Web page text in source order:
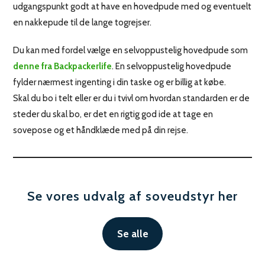
udgangspunkt godt at have en hovedpude med og eventuelt
en nakkepude til de lange togrejser.
Du kan med fordel vælge en selvoppustelig hovedpude som
denne fra Backpackerlife. En selvoppustelig hovedpude
fylder nærmest ingenting i din taske og er billig at købe.
Skal du bo i telt eller er du i tvivl om hvordan standarden er de
steder du skal bo, er det en rigtig god ide at tage en
sovepose og et håndklæde med på din rejse.
Se vores udvalg af soveudstyr her
Se alle